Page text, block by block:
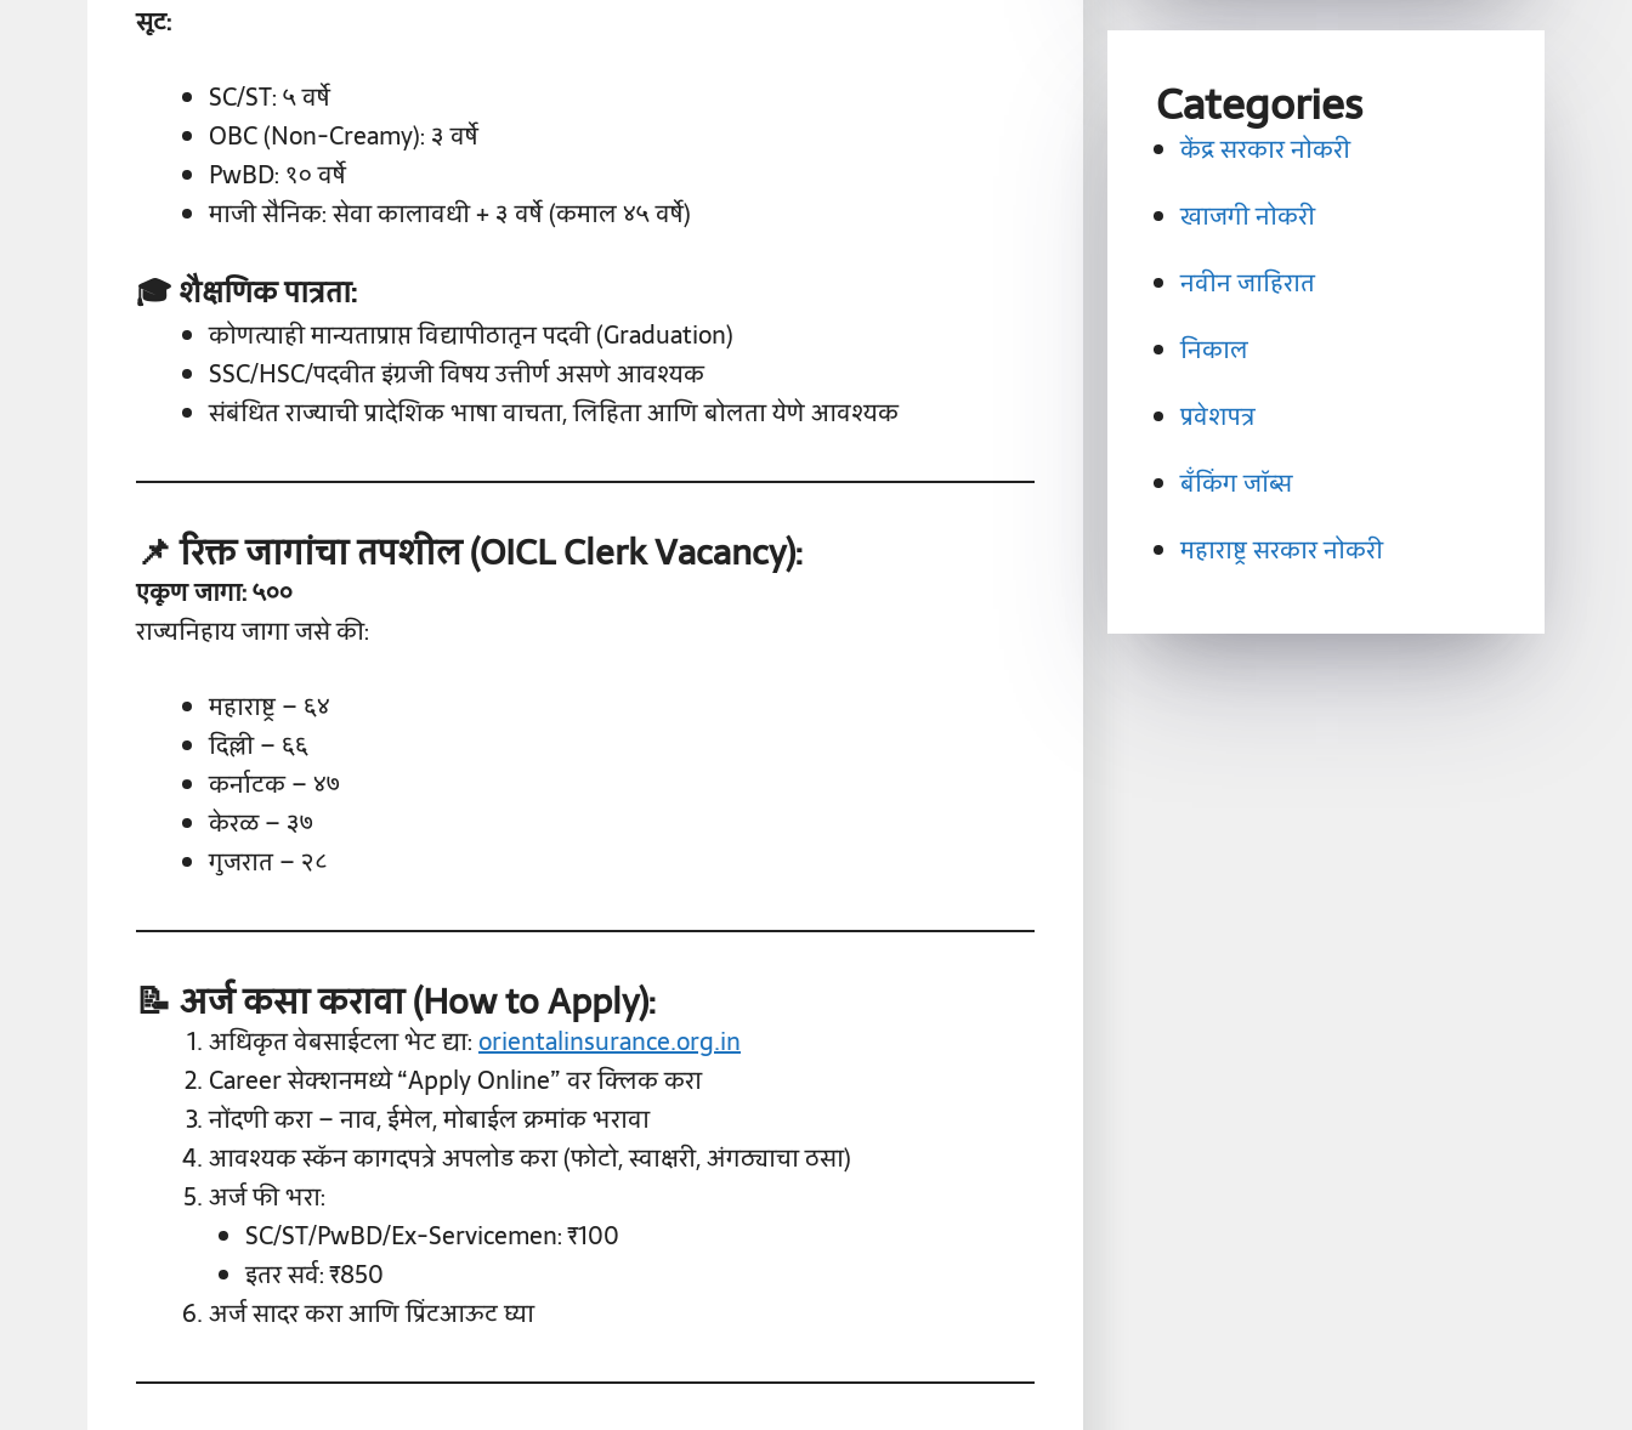
सूट:
SC/ST: ५ वर्षे
OBC (Non-Creamy): ३ वर्षे
PwBD: १० वर्षे
माजी सैनिक: सेवा कालावधी + ३ वर्षे (कमाल ४५ वर्षे)
🎓 शैक्षणिक पात्रता:
कोणत्याही मान्यताप्राप्त विद्यापीठातून पदवी (Graduation)
SSC/HSC/पदवीत इंग्रजी विषय उत्तीर्ण असणे आवश्यक
संबंधित राज्याची प्रादेशिक भाषा वाचता, लिहिता आणि बोलता येणे आवश्यक
📌 रिक्त जागांचा तपशील (OICL Clerk Vacancy):
एकूण जागा: ५००
राज्यनिहाय जागा जसे की:
महाराष्ट्र – ६४
दिल्ली – ६६
कर्नाटक – ४७
केरळ – ३७
गुजरात – २८
📝 अर्ज कसा करावा (How to Apply):
अधिकृत वेबसाईटला भेट द्या:orientalinsurance.org.in
Career सेक्शनमध्ये “Apply Online” वर क्लिक करा
नोंदणी करा – नाव, ईमेल, मोबाईल क्रमांक भरावा
आवश्यक स्कॅन कागदपत्रे अपलोड करा (फोटो, स्वाक्षरी, अंगठ्याचा ठसा)
अर्ज फी भरा:
SC/ST/PwBD/Ex-Servicemen: ₹100
इतर सर्व: ₹850
अर्ज सादर करा आणि प्रिंटआऊट घ्या
Categories
केंद्र सरकार नोकरी
खाजगी नोकरी
नवीन जाहिरात
निकाल
प्रवेशपत्र
बँकिंग जॉब्स
महाराष्ट्र सरकार नोकरी